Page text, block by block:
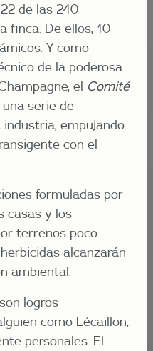
de las 240
finca. De ellos, 10
Y como
de la poderosa
el Comité
serie de
empujando
con el
formuladas por
casas y los
terrenos poco
alcanzarán
ambiental.
logros
como Lécaillon,
personales. El